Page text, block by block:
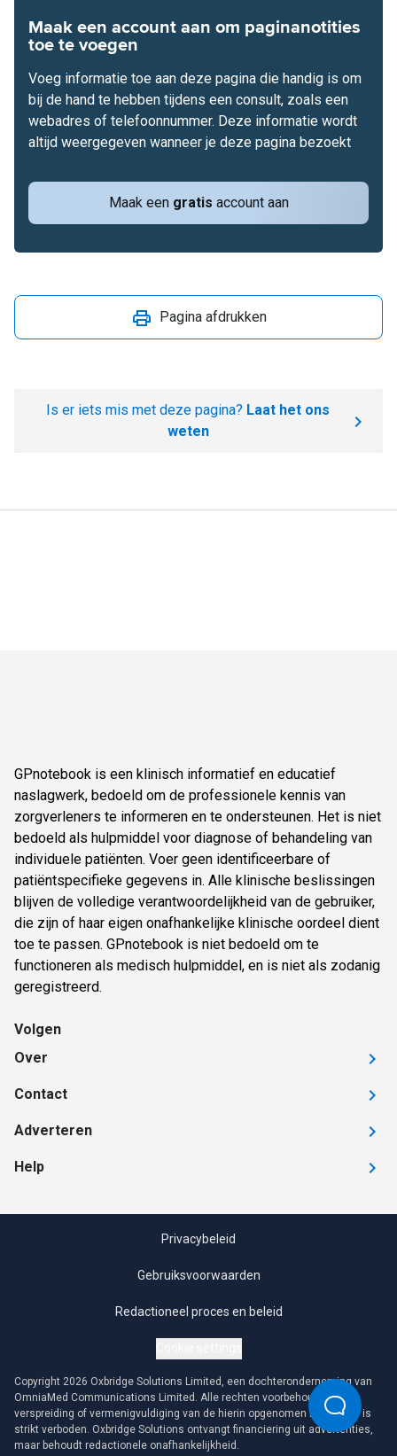
Maak een account aan om paginanotities
toe te voegen
Maak een gratis account aan
Voeg informatie toe aan deze pagina die handig is om
bij de hand te hebben tijdens een consult, zoals een
webadres of telefoonnummer. Deze informatie wordt
altijd weergegeven wanneer je deze pagina bezoekt
Pagina afdrukken
Is er iets mis met deze pagina? Laat het ons
weten
GPnotebook is een klinisch informatief en educatief
naslagwerk, bedoeld om de professionele kennis van
zorgverleners te informeren en te ondersteunen. Het is niet
bedoeld als hulpmiddel voor diagnose of behandeling van
individuele patiënten. Voer geen identificeerbare of
patiëntspecifieke gegevens in. Alle klinische beslissingen
blijven de volledige verantwoordelijkheid van de gebruiker,
die zijn of haar eigen onafhankelijke klinische oordeel dient
toe te passen. GPnotebook is niet bedoeld om te
functioneren als medisch hulpmiddel, en is niet als zodanig
geregistreerd.
Volgen
Over
Contact
Adverteren
Help
Privacybeleid
Gebruiksvoorwaarden
Redactioneel proces en beleid
Copyright 2026 Oxbridge Solutions Limited, een dochteronderneming van
OmniaMed Communications Limited. Alle rechten voorbehouden. Elke
verspreiding of vermenigvuldiging van de hierin opgenomen informatie is
strikt verboden. Oxbridge Solutions ontvangt financiering uit advertenties,
maar behoudt redactionele onafhankelijkheid.